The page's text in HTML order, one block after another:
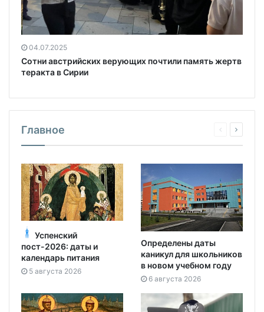
04.07.2025
Сотни австрийских верующих почтили память жертв
теракта в Сирии
Главное
Успенский
пост-2026: даты и
календарь питания
5 августа 2026
Определены даты
каникул для школьников
в новом учебном году
6 августа 2026